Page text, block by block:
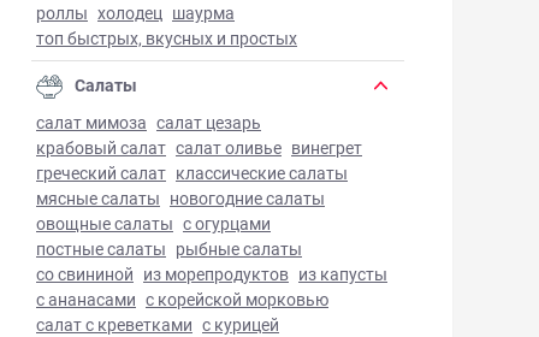
роллы холодец шаурма
топ быстрых, вкусных и простых
Салаты
салат мимоза салат цезарь
крабовый салат салат оливье винегрет
греческий салат классические салаты
мясные салаты новогодние салаты
овощные салаты с огурцами
постные салаты рыбные салаты
со свининой из морепродуктов из капусты
с ананасами с корейской морковью
салат с креветками с курицей